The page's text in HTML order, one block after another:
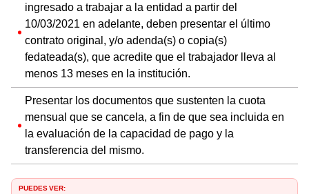
ingresado a trabajar a la entidad a partir del
10/03/2021 en adelante, deben presentar el último
contrato original, y/o adenda(s) o copia(s)
fedateada(s), que acredite que el trabajador lleva al
menos 13 meses en la institución.
Presentar los documentos que sustenten la cuota
mensual que se cancela, a fin de que sea incluida en
la evaluación de la capacidad de pago y la
transferencia del mismo.
PUEDES VER: